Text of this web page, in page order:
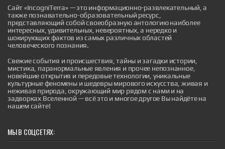
Миллион рублей за работу в селе: как
работает новая программа для тренеров
Башкортостана
В Башкортостане трое специалистов по физической
культуре получили первые гранты по федеральной
программе "Земский тренер". Выплату в 1 млн
рублей каждому вручили в День физкультурника.
спортивной школы Чишминского района); Анна
Пальмина (тренер по дзюд...
Сайт «IncogniTerra» — это информационно-развлекательный, а
также познавательно-образовательный ресурс,
представляющий собой своеобразную антологию наиболее
интересных, удивительных, невероятных, а нередко и
шокирующих фактов из самых различных областей
человеческого познания.
Свежие события и происшествия, тайны и загадки истории,
мистика, паранормальные явления и прочее непознанное,
новейшие открытия и передовые технологии, уникальные
культурные феномены и шедевры мирового искусства, живая и
неживая природа, окружающий мир рядом с нами и на
задворках Вселенной — всё это и многое другое Вы найдёте на
нашем сайте!
МЫ В СОЦСЕТЯХ: